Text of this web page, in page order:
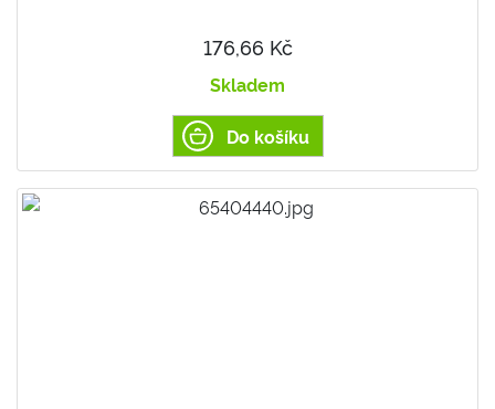
176,66 Kč
Skladem
Do košíku